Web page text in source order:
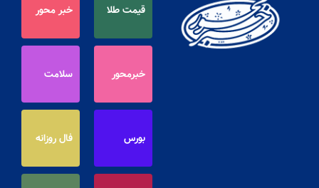
قیمت طلا خبر محور
خبرمحور سلامت
بورس فال روزانه